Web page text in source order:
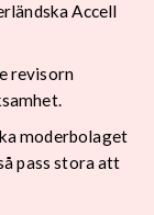
Accell
revisorn
moderbolaget
pass stora att